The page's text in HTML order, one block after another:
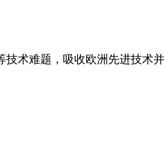
术难题，吸收欧洲先进技